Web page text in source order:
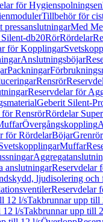
för
Tillbehör för
Med
db20RörRördelar
för Kopplingar
Anslutningsböjar
Packningar
Rensrör
Reservdelar för
Geberit Silent-
för RensrörRördelar
Övergångskoppling
för RördelarBöjarGrenrör
Muffar
anslutningarReservdelar
ljudisolering och
Reservdelar
12 l/sTakbrunnar upp till
12 l/sTakbrunnar upp till